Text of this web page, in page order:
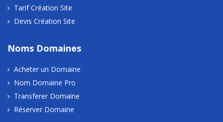
Tarif Création Site
Devis Création Site
Noms Domaines
Acheter un Domaine
Nom Domaine Pro
Transferer Domaine
Réserver Domaine